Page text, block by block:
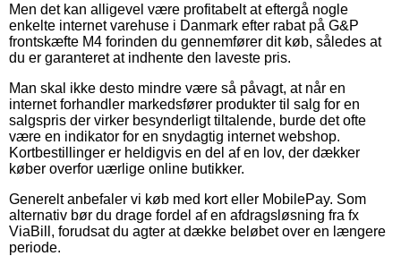
Men det kan alligevel være profitabelt at eftergå nogle
enkelte internet varehuse i Danmark efter rabat på G&P
frontskæfte M4 forinden du gennemfører dit køb, således at
du er garanteret at indhente den laveste pris.
Man skal ikke desto mindre være så påvagt, at når en
internet forhandler markedsfører produkter til salg for en
salgspris der virker besynderligt tiltalende, burde det ofte
være en indikator for en snydagtig internet webshop.
Kortbestillinger er heldigvis en del af en lov, der dækker
køber overfor uærlige online butikker.
Generelt anbefaler vi køb med kort eller MobilePay. Som
alternativ bør du drage fordel af en afdragsløsning fra fx
ViaBill, forudsat du agter at dække beløbet over en længere
periode.